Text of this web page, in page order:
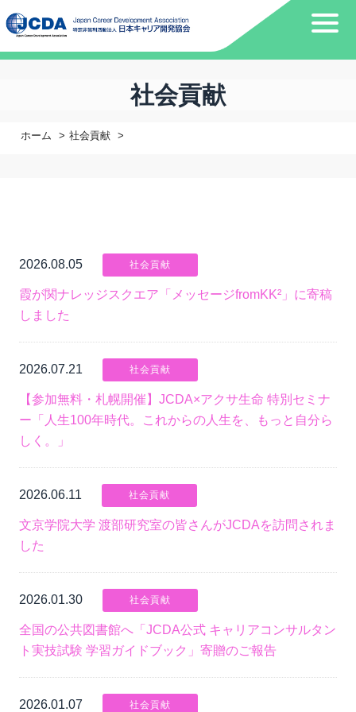
社会貢献
ホーム 社会貢献
2026.08.05 社会貢献
霞が関ナレッジスクエア「メッセージfromKK²」に寄稿
しました
2026.07.21 社会貢献
【参加無料・札幌開催】JCDA×アクサ生命 特別セミナ
ー「人生100年時代。これからの人生を、もっと自分ら
しく。」
2026.06.11 社会貢献
文京学院大学 渡部研究室の皆さんがJCDAを訪問されま
した
2026.01.30 社会貢献
全国の公共図書館へ「JCDA公式 キャリアコンサルタン
ト実技試験 学習ガイドブック」寄贈のご報告
2026.01.07 社会貢献